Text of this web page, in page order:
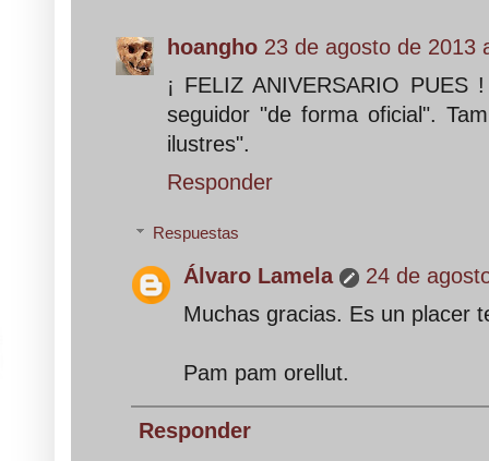
hoangho 23 de agosto de 2013
¡ FELIZ ANIVERSARIO
seguidor "de forma oficial".
ilustres".
Responder
Respuestas
Álvaro Lamela
24 de
Muchas gracias. Es un placer
Pam pam orellut.
Responder